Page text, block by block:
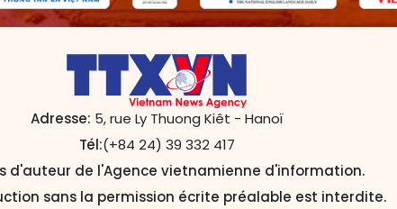
Adresse: 5, rue Ly Thuong Kiêt - Hanoï
Tél:(+84 24) 39 332 417
d'auteur de l'Agence vietnamienne d'information.
sans la permission écrite préalable est interdite.